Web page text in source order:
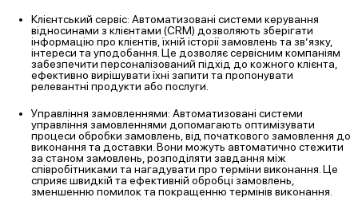
Клієнтський сервіс: Автоматизовані системи керування
відносинами з клієнтами (CRM) дозволяють зберігати
інформацію про клієнтів, їхній історії замовлень та зв’язку,
інтереси та уподобання. Це дозволяє сервісним компаніям
забезпечити персоналізований підхід до кожного клієнта,
ефективно вирішувати їхні запити та пропонувати
релевантні продукти або послуги.
Управління замовленнями: Автоматизовані системи
управління замовленнями допомагають оптимізувати
процеси обробки замовлень, від початкового замовлення до
виконання та доставки. Вони можуть автоматично стежити
за станом замовлень, розподіляти завдання між
співробітниками та нагадувати про терміни виконання. Це
сприяє швидкій та ефективній обробці замовлень,
зменшенню помилок та покращенню термінів виконання.